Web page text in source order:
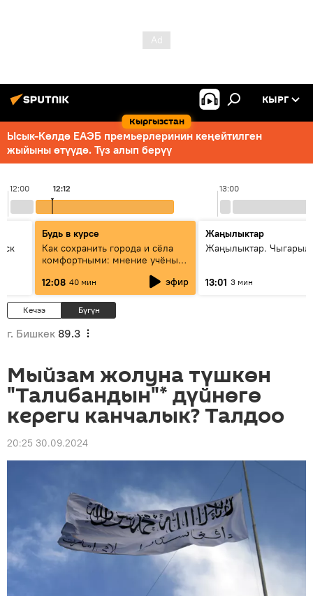
Кыргызстан
КЫРГ
Ысык-Көлдө ЕАЭБ премьерлеринин кеңейтилген
жыйыны өтүүдө. Түз алып берүү
12:00 13:00
12:12
Будь в курсе
Как сохранить города и сёла
комфортными: мнение учёных
12:08 40 мин эфир
Жаңылыктар
Жаңылыктар.
13:01 3 мин
Кечээ Бүгүн
г. Бишкек 89.3
Мыйзам жолуна түшкөн
"Талибандын"* дүйнөгө
кереги канчалык? Талдоо
20:25 30.09.2024